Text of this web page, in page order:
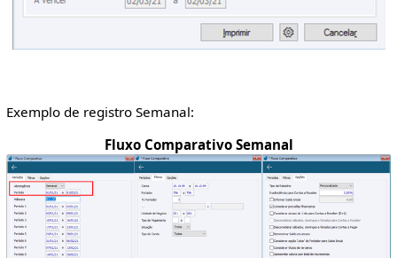
Exemplo de registro Semanal:
Fluxo Comparativo Semanal